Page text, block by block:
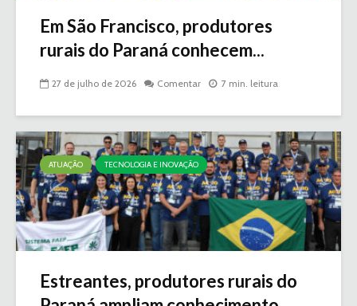
Em São Francisco, produtores
rurais do Paraná conhecem...
27 de julho de 2026 Comentar 7 min. leitura
ATUAÇÃO TECNOLOGIA E INOVAÇÃO
Estreantes, produtores rurais do